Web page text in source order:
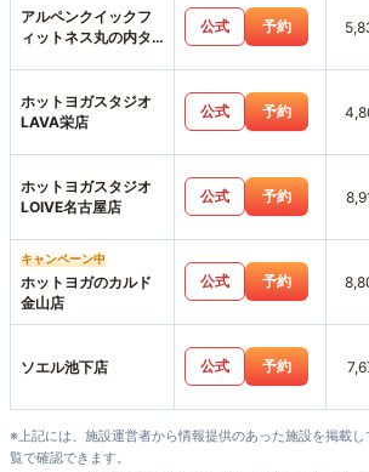
アルペンクイックフ
ィットネス丸の内タ
公式 予約
ホットヨガスタジオ
LAVA栄店
公式 予約
ホットヨガスタジオ
LOIVE名古屋店
公式 予約
キャンペーン中
ホットヨガのカルド
金山店
公式 予約
ソエル池下店 公式 予約
※上記には、施設運営者から情報提供のあった施設を掲載
覧で確認できます。